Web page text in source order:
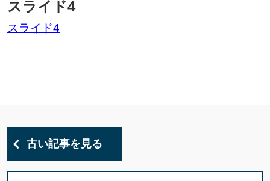
スライド4
スライド4
古い記事を見る